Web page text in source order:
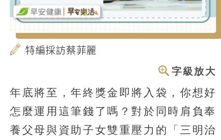
特編採訪蔡菲麗
字級放大
年底將至，年終獎金即將入袋，你想好
怎麼運用這筆錢了嗎？對於同時肩負奉
養父母與資助子女雙重壓力的「三明治